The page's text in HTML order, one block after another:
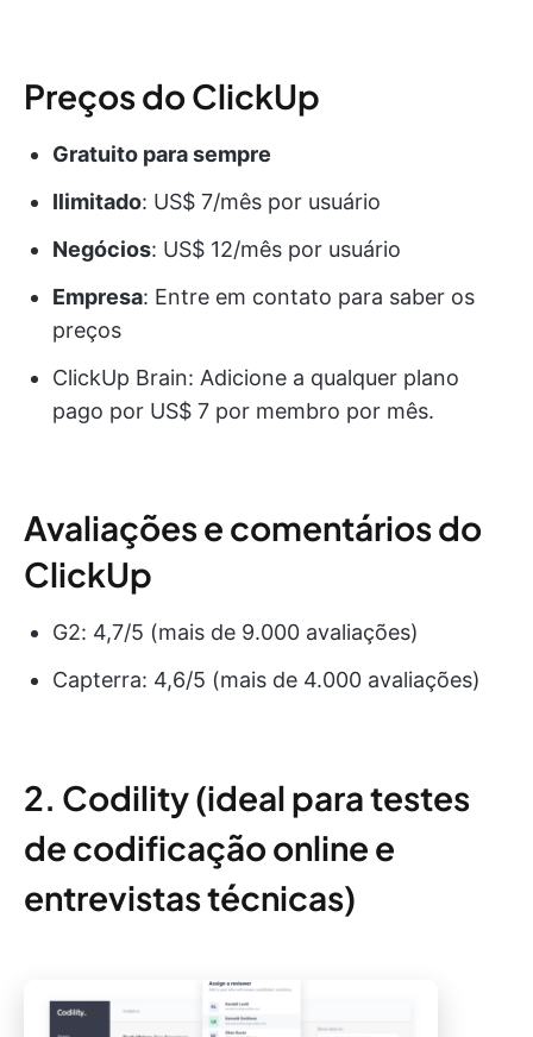
Preços do ClickUp
Gratuito para sempre
Ilimitado: US$ 7/mês por usuário
Negócios: US$ 12/mês por usuário
Empresa: Entre em contato para saber os
preços
ClickUp Brain: Adicione a qualquer plano
pago por US$ 7 por membro por mês.
Avaliações e comentários do
ClickUp
G2: 4,7/5 (mais de 9.000 avaliações)
Capterra: 4,6/5 (mais de 4.000 avaliações)
2. Codility (ideal para testes
de codificação online e
entrevistas técnicas)